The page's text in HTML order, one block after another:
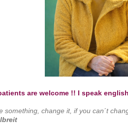
are welcome !! I speak
something, change it, if you can´t